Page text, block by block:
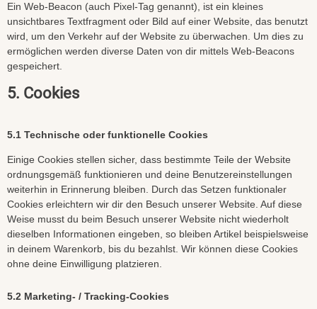
Ein Web-Beacon (auch Pixel-Tag genannt), ist ein kleines
unsichtbares Textfragment oder Bild auf einer Website, das benutzt
wird, um den Verkehr auf der Website zu überwachen. Um dies zu
ermöglichen werden diverse Daten von dir mittels Web-Beacons
gespeichert.
5. Cookies
5.1 Technische oder funktionelle Cookies
Einige Cookies stellen sicher, dass bestimmte Teile der Website
ordnungsgemäß funktionieren und deine Benutzereinstellungen
weiterhin in Erinnerung bleiben. Durch das Setzen funktionaler
Cookies erleichtern wir dir den Besuch unserer Website. Auf diese
Weise musst du beim Besuch unserer Website nicht wiederholt
dieselben Informationen eingeben, so bleiben Artikel beispielsweise
in deinem Warenkorb, bis du bezahlst. Wir können diese Cookies
ohne deine Einwilligung platzieren.
5.2 Marketing- / Tracking-Cookies